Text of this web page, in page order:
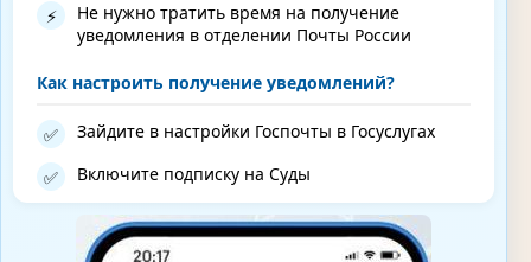
⚡
Не нужно тратить время на получение
уведомления в отделении Почты России
Как настроить получение уведомлений?
✅ Зайдите в настройки Госпочты в Госуслугах
✅ Включите подписку на Суды